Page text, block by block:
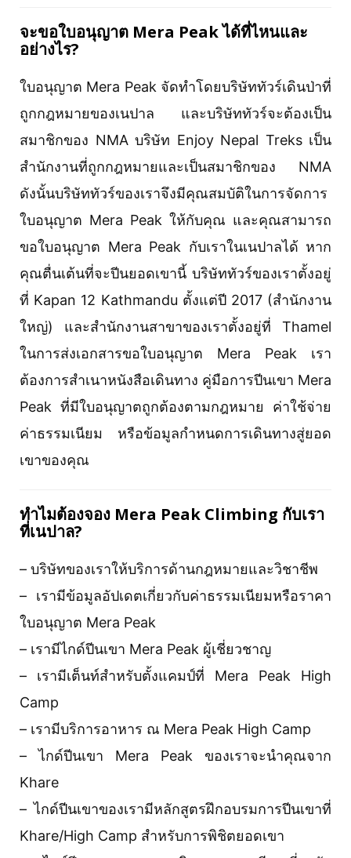
จะขอใบอนุญาต Mera Peakได้ที่ไหนและ
อย่างไร?
ใบอนุญาต Mera Peak จัดทำโดยบริษัททัวร์เดินป่าที่
ถูกกฎหมายของเนปาล และบริษัททัวร์จะต้องเป็น
สมาชิกของ NMA บริษัท Enjoy Nepal Treks เป็น
สำนักงานที่ถูกกฎหมายและเป็นสมาชิกของ NMA
ดังนั้นบริษัททัวร์ของเราจึงมีคุณสมบัติในการจัดการ
ใบอนุญาต Mera Peak ให้กับคุณ และคุณสามารถ
ขอใบอนุญาต Mera Peak กับเราในเนปาลได้ หาก
คุณตื่นเต้นที่จะปีนยอดเขานี้ บริษัททัวร์ของเราตั้งอยู่
ที่ Kapan 12 Kathmandu ตั้งแต่ปี 2017 (สำนักงาน
ใหญ่) และสำนักงานสาขาของเราตั้งอยู่ที่ Thamel
ในการส่งเอกสารขอใบอนุญาต Mera Peak เรา
ต้องการสำเนาหนังสือเดินทาง คู่มือการปีนเขา Mera
Peak ที่มีใบอนุญาตถูกต้องตามกฎหมาย ค่าใช้จ่าย
ค่าธรรมเนียม หรือข้อมูลกำหนดการเดินทางสู่ยอด
เขาของคุณ
ทำไมต้องจอง Mera Peak Climbing กับเรา
ที่เนปาล?
– บริษัทของเราให้บริการด้านกฎหมายและวิชาชีพ
– เรามีข้อมูลอัปเดตเกี่ยวกับค่าธรรมเนียมหรือราคา
ใบอนุญาต Mera Peak
– เรามีไกด์ปีนเขา Mera Peak ผู้เชี่ยวชาญ
– เรามีเต็นท์สำหรับตั้งแคมป์ที่ Mera Peak High
Camp
– เรามีบริการอาหาร ณ Mera Peak High Camp
– ไกด์ปีนเขา Mera Peak ของเราจะนำคุณจาก
Khare
– ไกด์ปีนเขาของเรามีหลักสูตรฝึกอบรมการปีนเขาที่
Khare/High Camp สำหรับการพิชิตยอดเขา